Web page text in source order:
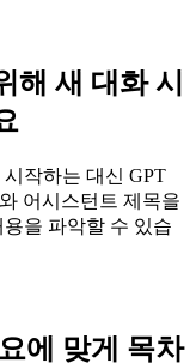
해 새 대화 시
작하는 대신 GPT
어시스턴트 제목을
을 파악할 수 있습
에 맞게 목차